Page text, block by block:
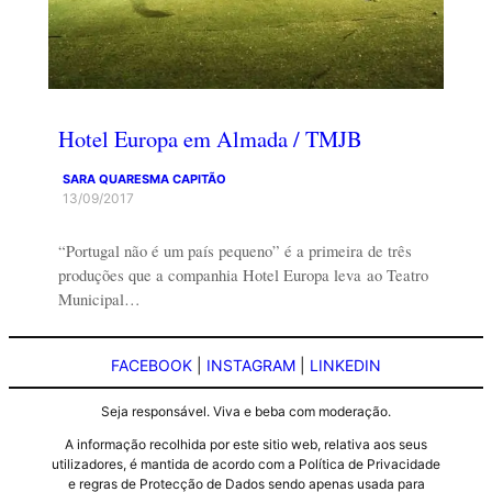
Hotel Europa em Almada / TMJB
SARA QUARESMA CAPITÃO
13/09/2017
“Portugal não é um país pequeno” é a primeira de três
produções que a companhia Hotel Europa leva ao Teatro
Municipal…
FACEBOOK INSTAGRAM LINKEDIN
Seja responsável. Viva e beba com moderação.
A informação recolhida por este sitio web, relativa aos seus
utilizadores, é mantida de acordo com a Política de Privacidade
e regras de Protecção de Dados sendo apenas usada para